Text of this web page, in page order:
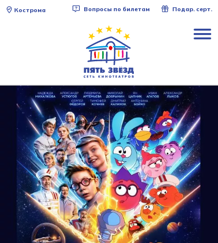
Кострома Вопросы по билетам Подар. серт.